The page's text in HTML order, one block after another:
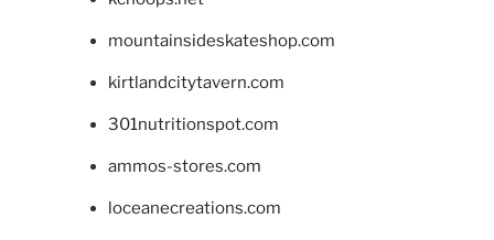
mountainsideskateshop.com
kirtlandcitytavern.com
301nutritionspot.com
ammos-stores.com
loceanecreations.com